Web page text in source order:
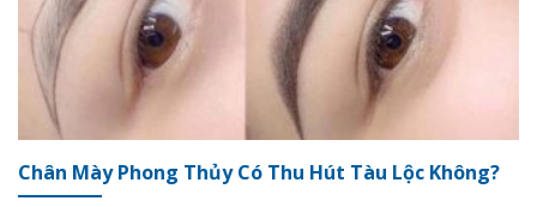
Chân Mày Phong Thủy Có Thu Hút Tàu Lộc Không?